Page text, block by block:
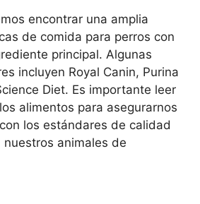
encontrar una amplia
de comida para perros con
principal. Algunas
incluyen Royal Canin, Purina
Diet. Es importante leer
alimentos para asegurarnos
los estándares de calidad
animales de